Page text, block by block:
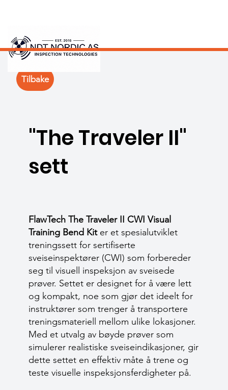
"The Traveler II"
sett
FlawTech The Traveler II CWI Visual
Training Bend Kiter et spesialutviklet
treningssett for sertifiserte
sveiseinspektører (CWI) som forbereder
seg til visuell inspeksjon av sveisede
prøver. Settet er designet for å være lett
og kompakt, noe som gjør det ideelt for
instruktører som trenger å transportere
treningsmateriell mellom ulike lokasjoner.
Med et utvalg av bøyde prøver som
simulerer realistiske sveiseindikasjoner, gir
dette settet en effektiv måte å trene og
teste visuelle inspeksjonsferdigheter på.
Tilbake